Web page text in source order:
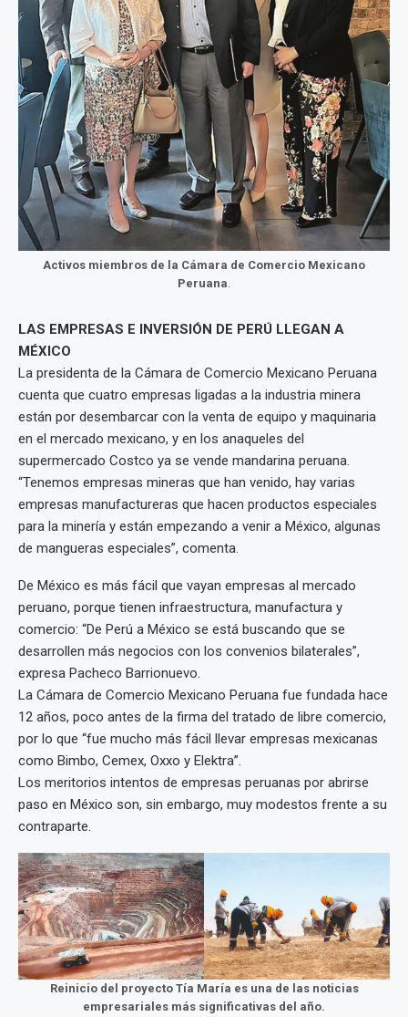
Activos miembros de la Cámara de Comercio Mexicano
Peruana.
LAS EMPRESAS E INVERSIÓN DE PERÚ LLEGAN A
MÉXICO
La presidenta de la Cámara de Comercio Mexicano Peruana
cuenta que cuatro empresas ligadas a la industria minera
están por desembarcar con la venta de equipo y maquinaria
en el mercado mexicano, y en los anaqueles del
supermercado Costco ya se vende mandarina peruana.
“Tenemos empresas mineras que han venido, hay varias
empresas manufactureras que hacen productos especiales
para la minería y están empezando a venir a México, algunas
de mangueras especiales”, comenta.
De México es más fácil que vayan empresas al mercado
peruano, porque tienen infraestructura, manufactura y
comercio: “De Perú a México se está buscando que se
desarrollen más negocios con los convenios bilaterales”,
expresa Pacheco Barrionuevo.
La Cámara de Comercio Mexicano Peruana fue fundada hace
12 años, poco antes de la firma del tratado de libre comercio,
por lo que “fue mucho más fácil llevar empresas mexicanas
como Bimbo, Cemex, Oxxo y Elektra”.
Los meritorios intentos de empresas peruanas por abrirse
paso en México son, sin embargo, muy modestos frente a su
contraparte.
Reinicio del proyecto Tía María es una de las noticias
empresariales más significativas del año.